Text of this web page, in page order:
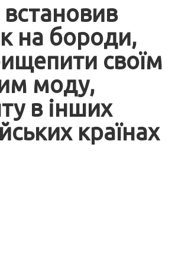
на бороди,
своїм
моду,
в інших
країнах